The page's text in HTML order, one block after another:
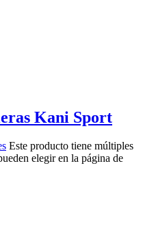
Kani Sport
Este producto tiene múltiples
elegir en la página de